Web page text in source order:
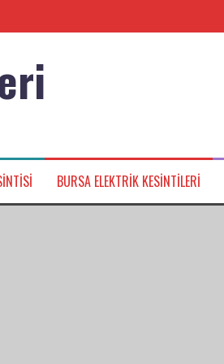
BURSA ELEKTRIK KESINTILERI